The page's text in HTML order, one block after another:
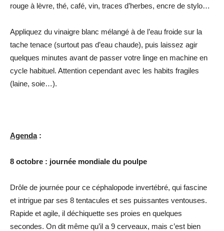
rouge à lèvre, thé, café, vin, traces d’herbes, encre de stylo…
Appliquez du vinaigre blanc mélangé à de l’eau froide sur la
tache tenace (surtout pas d’eau chaude), puis laissez agir
quelques minutes avant de passer votre linge en machine en
cycle habituel. Attention cependant avec les habits fragiles
(laine, soie…).
Agenda:
8 octobre : journée mondiale du poulpe
Drôle de journée pour ce céphalopode invertébré, qui fascine
et intrigue par ses 8 tentacules et ses puissantes ventouses.
Rapide et agile, il déchiquette ses proies en quelques
secondes. On dit même qu’il a 9 cerveaux, mais c’est bien